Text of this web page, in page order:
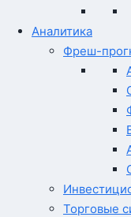
Аналитика
Фреш-
Торговые